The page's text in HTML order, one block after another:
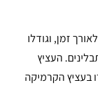
זמן, וגודלו
העציץ
בעציץ הקרמיקה